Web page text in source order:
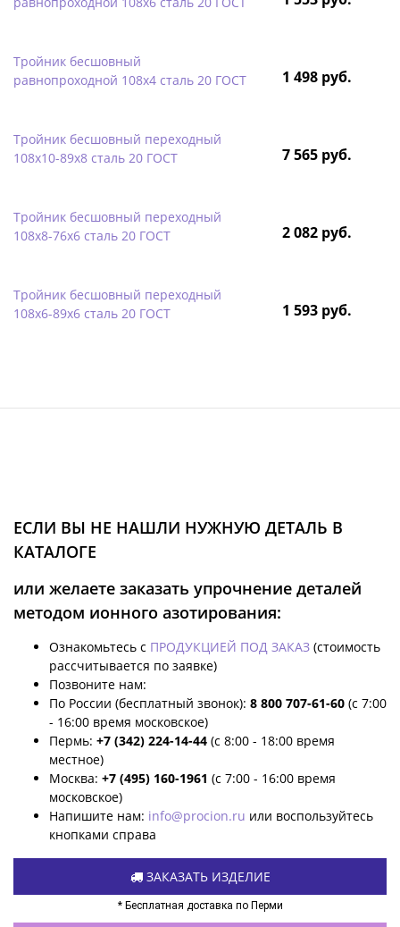
Тройник бесшовный
равнопроходной 108х4 сталь 20 ГОСТ
1 498 руб.
Тройник бесшовный переходный
108х10-89х8 сталь 20 ГОСТ
7 565 руб.
Тройник бесшовный переходный
108х8-76х6 сталь 20 ГОСТ
2 082 руб.
Тройник бесшовный переходный
108х6-89х6 сталь 20 ГОСТ
1 593 руб.
ЕСЛИ ВЫ НЕ НАШЛИ НУЖНУЮ ДЕТАЛЬ В
КАТАЛОГЕ
или желаете заказать упрочнение деталей
методом ионного азотирования:
Ознакомьтесь с ПРОДУКЦИЕЙ ПОД ЗАКАЗ (стоимость
рассчитывается по заявке)
Позвоните нам:
По России (бесплатный звонок): 8 800 707-61-60 (с 7:00
- 16:00 время московское)
Пермь: +7 (342) 224-14-44 (с 8:00 - 18:00 время
местное)
Москва: +7 (495) 160-1961 (с 7:00 - 16:00 время
московское)
Напишите нам: info@procion.ru или воспользуйтесь
кнопками справа
ЗАКАЗАТЬ ИЗДЕЛИЕ
* Бесплатная доставка по Перми